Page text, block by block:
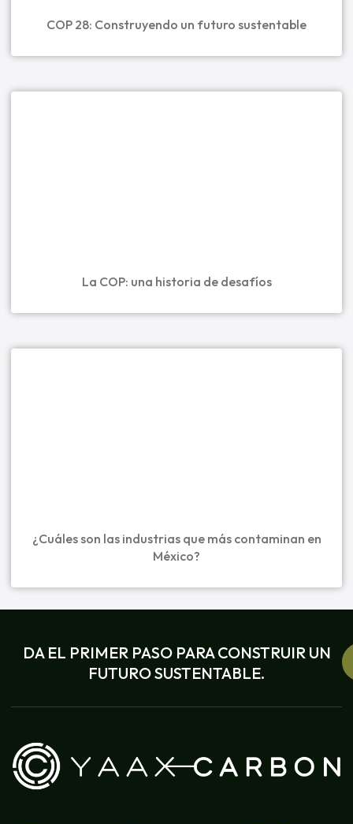
COP 28: Construyendo un futuro sustentable
La COP: una historia de desafíos
¿Cuáles son las industrias que más contaminan en
México?
DA EL PRIMER PASO PARA CONSTRUIR UN
FUTURO SUSTENTABLE.